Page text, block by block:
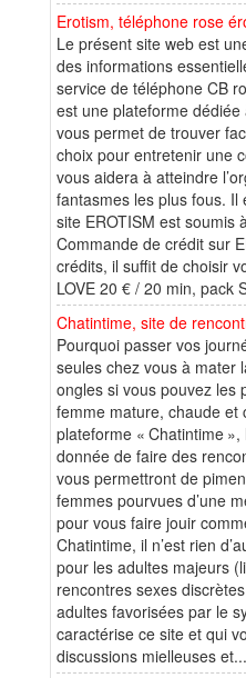
Erotism, téléphone rose
Le présent site web est
des informations
service de téléphone CB
est une plateforme
vous permet de trouver
choix pour entretenir une
vous aidera à atteindre
fantasmes les plus fous. Il
site EROTISM est soumis
Commande de crédit sur
crédits, il suffit de choisir
LOVE 20 € / 20 min, pack
Chatintime, site de
Pourquoi passer vos
seules chez vous à mater
ongles si vous pouvez les
femme mature, chaude et
plateforme « Chatintime
donnée de faire des
vous permettront de
femmes pourvues d’une
pour vous faire jouir
Chatintime, il n’est rien
pour les adultes majeurs
rencontres sexes
adultes favorisées par le
caractérise ce site et qui
discussions mielleuses et...